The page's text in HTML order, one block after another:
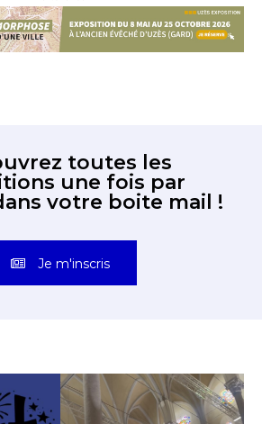
toutes les
une fois par
votre boite mail !
Je m'inscris